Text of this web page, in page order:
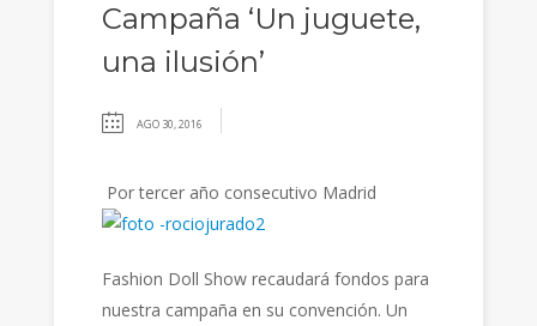
Campaña ‘Un juguete,
una ilusión’
AGO 30, 2016
Por tercer año consecutivo Madrid
Fashion Doll Show​ recaudará fondos para
nuestra campaña en su convención. Un